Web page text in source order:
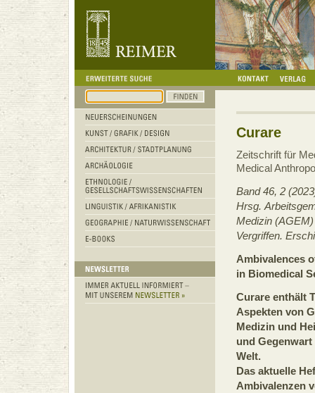
Curare
Zeitschrift für
Medical
Band 46, 2
Hrsg.
Medizin (AGEM)
Vergriffen.
Ambivalences
in Biomedical
Curare enthält
Aspekten von
Medizin und
und
Welt.
Das aktuelle
Ambivalenzen